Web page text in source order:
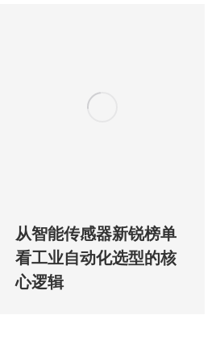
从智能传感器新锐榜单
看工业自动化选型的核
心逻辑